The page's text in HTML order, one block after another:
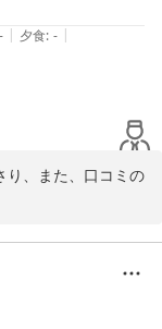
貴重なご意見ご感
ざいました。
5分以内にコンビ
㎞先には日航ホテル
色は最高です。
ワ〜ザワワ〜♪
方をしたい方にお勧
- | 夕食: - |
り、また、口コミの
ます。
くお越しいただけ